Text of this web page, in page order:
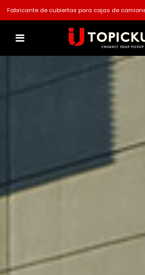
Fabricante de cubiertas para cajas de